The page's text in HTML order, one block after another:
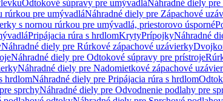
Odtokové súpravy pre umývadláNáhradné diely
rúrkou pre umývadláNáhradné diely pre Zápachové
s nornou rúrkou pre umývadlá, priestorovo úsporné
Pripájacia rúra s hrdlomKrytyPrípojkyNáhradné
Náhradné diely pre Rúrkové zápachové uzávierky
Náhradné diely pre Odtokové súpravy pre prístroje
Náhradné diely pre Nadomietkové zápachové
hrdlomNáhradné diely pre Pripájacia rúra s hrdlom
sprchyNáhradné diely pre Odvodnenie podlahy pre